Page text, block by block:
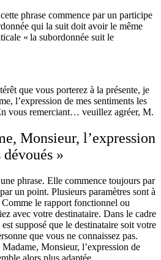
phrase commence par un participe
qui la suit doit avoir le même
« la subordonnée suit le
que vous porterez à la présente, je
l’expression de mes sentiments les
vous remerciant… veuillez agréer, M.
Monsieur, l’expression
»
phrase. Elle commence toujours par
un point. Plusieurs paramètres sont à
le rapport fonctionnel ou
avec votre destinataire. Dans le cadre
supposé que le destinataire soit votre
que vous ne connaissez pas.
Monsieur, l’expression de
alors plus adaptée.